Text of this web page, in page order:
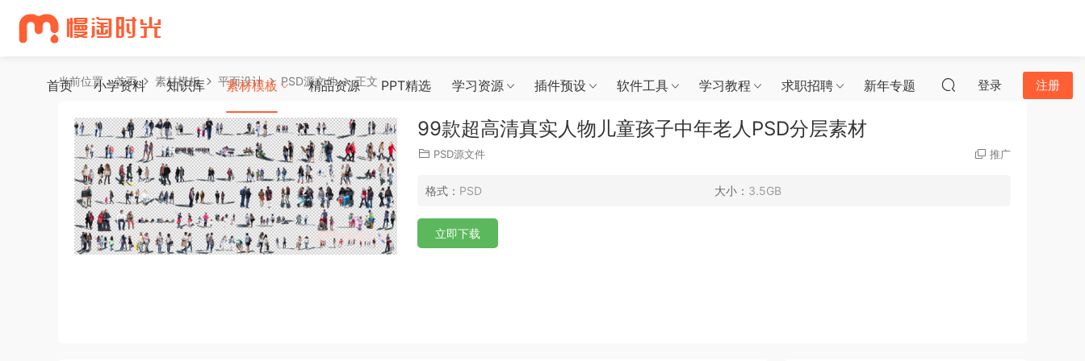
首页 小学资料 知识库 素材模板 精品资源 PPT精选 学习资源 插件预设 软件工具 学习教程 求职招聘 新年专题 登录 注册
当前位置：首页 素材模板 平面设计 PSD源文件 正文
99款超高清真实人物儿童孩子中年老人PSD分层素材
PSD源文件 推广
格式： PSD 大小： 3.5GB
立即下载